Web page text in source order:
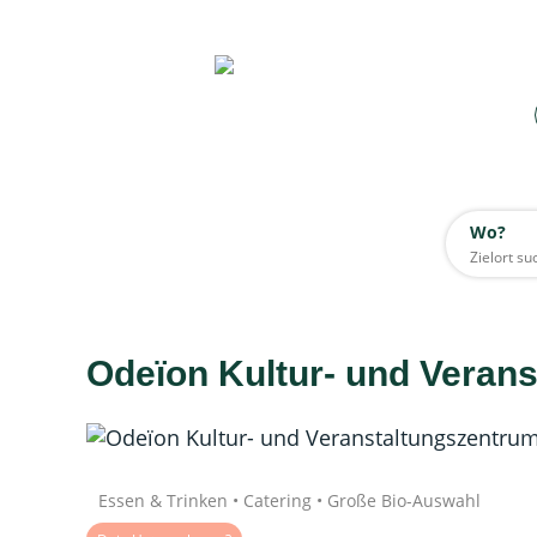
Wo?
Wo?
Daten werden geladen
Odeïon Kultur- und
Essen & Trinken • Catering • Große Bio-Auswahl